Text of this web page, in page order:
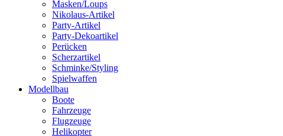
Masken/Loups
Nikolaus-Artikel
Party-Artikel
Party-Dekoartikel
Perücken
Scherzartikel
Schminke/Styling
Spielwaffen
Modellbau
Boote
Fahrzeuge
Flugzeuge
Helikopter